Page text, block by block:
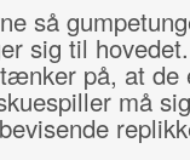
så
sig til
på, at de
må